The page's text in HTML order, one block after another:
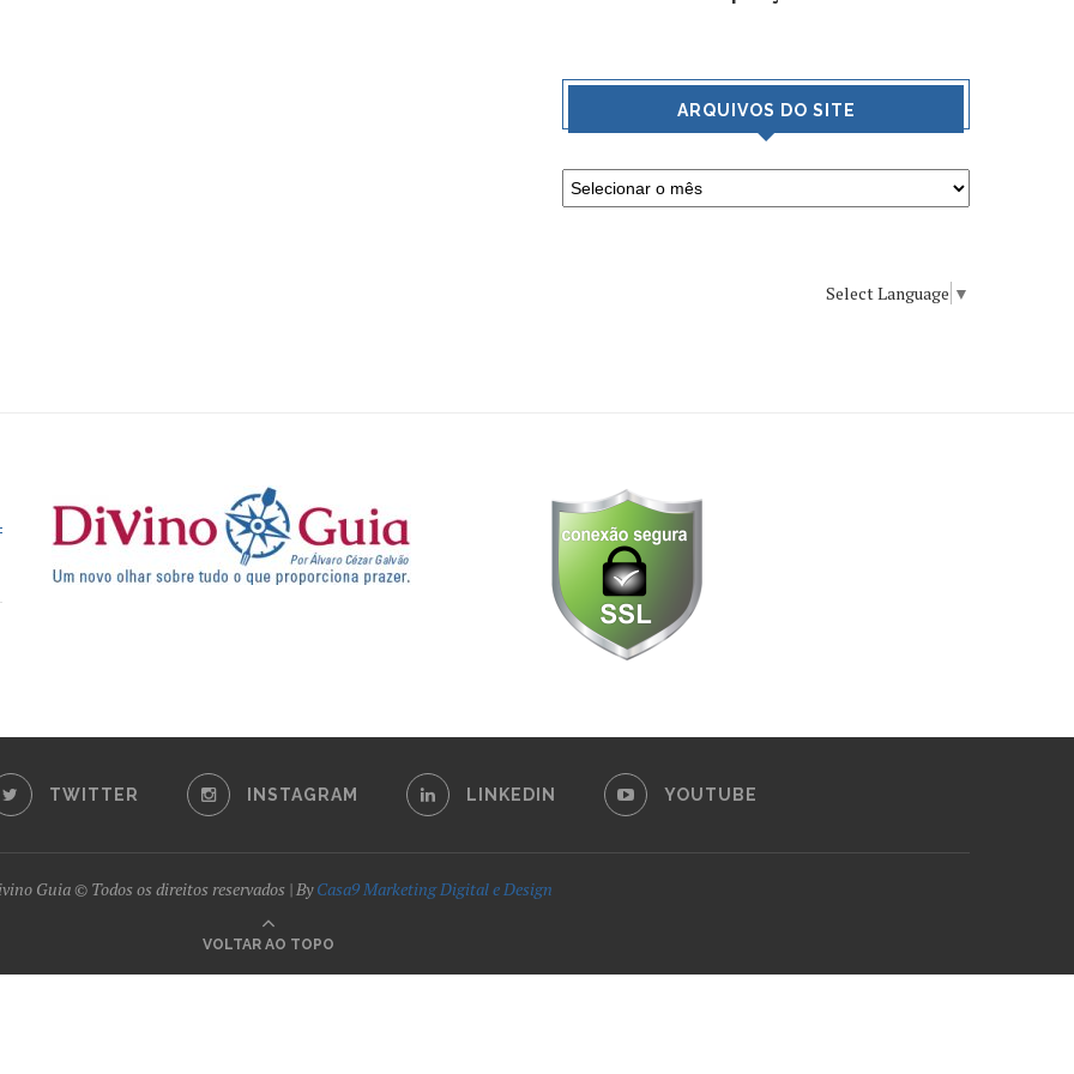
ARQUIVOS DO SITE
Select Language ▼
TWITTER INSTAGRAM LINKEDIN YOUTUBE
Guia © Todos os direitos reservados | ByCasa9 Marketing Digital e Design
VOLTAR AO TOPO